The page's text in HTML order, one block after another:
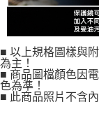
■ 以上規格圖樣與
為主！
■ 商品圖檔顏色因
色為準！
■ 此商品照片不含